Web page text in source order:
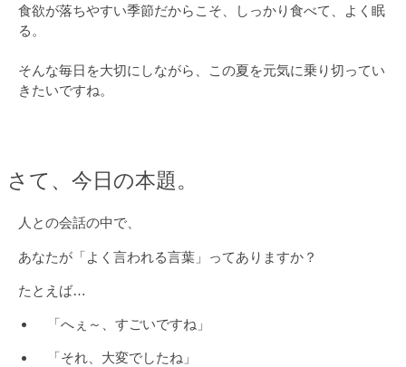
食欲が落ちやすい季節だからこそ、しっかり食べて、よく眠
る。
そんな毎日を大切にしながら、この夏を元気に乗り切ってい
きたいですね。
さて、今日の本題。
人との会話の中で、
あなたが「よく言われる言葉」ってありますか？
たとえば…
「へぇ～、すごいですね」
「それ、大変でしたね」